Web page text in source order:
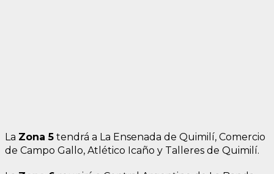
La Zona 5 tendrá a La Ensenada de Quimilí, Comercio
de Campo Gallo, Atlético Icaño y Talleres de Quimilí.